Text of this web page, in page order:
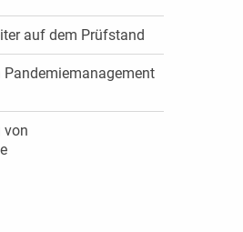
auf dem Prüfstand
von